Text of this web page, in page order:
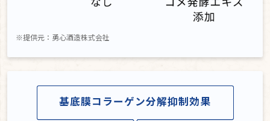
※提供元：勇心酒造株式会社
基底膜コラーゲン分解抑制効果